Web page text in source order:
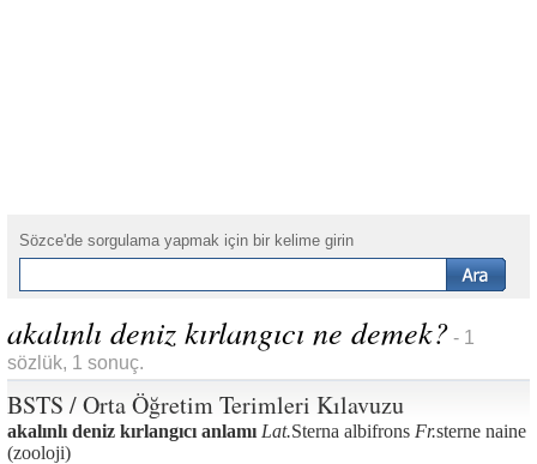
Sözce'de sorgulama yapmak için bir kelime girin
akalınlı deniz kırlangıcı ne demek? - 1
sözlük, 1 sonuç.
BSTS / Orta Öğretim Terimleri Kılavuzu
akalınlı deniz kırlangıcı anlamı Lat.Sterna albifrons Fr.sterne naine
(zooloji)